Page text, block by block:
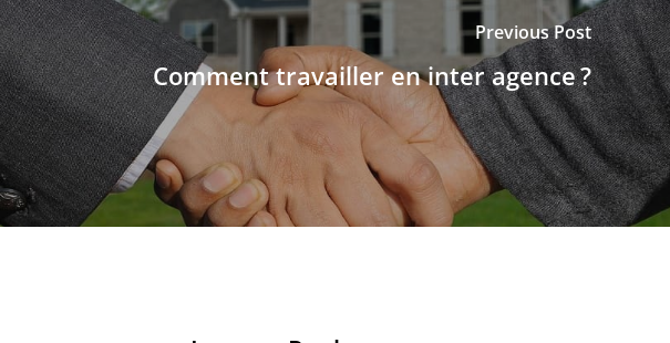
Previous Post
Comment travailler en inter agence ?